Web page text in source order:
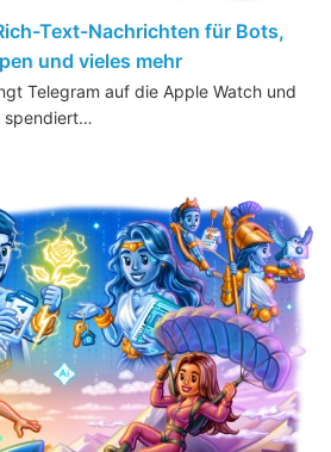
Text-Nachrichten für Bots,
und vieles mehr
Telegram auf die Apple Watch und
spendiert…